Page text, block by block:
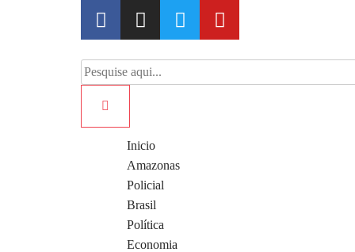
Inicio
Amazonas
Policial
Brasil
Política
Economia